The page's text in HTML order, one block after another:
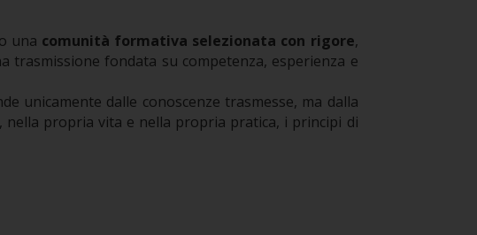
una comunità formativa selezionata con rigore,
trasmissione fondata su competenza, esperienza e
unicamente dalle conoscenze trasmesse, ma dalla
nella propria vita e nella propria pratica, i principi di